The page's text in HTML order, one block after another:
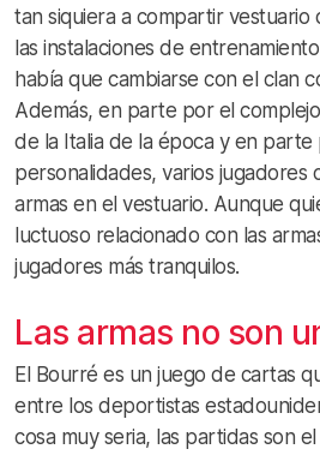
tan siquiera a compartir vestuario
las instalaciones de
había que cambiarse con el clan
Además, en parte por el
de la Italia de la época y en parte
personalidades, varios jugadores
armas en el vestuario. Aunque
luctuoso relacionado con las
jugadores más tranquilos.
Las armas no son
El Bourré es un juego de cartas
entre los deportistas
cosa muy seria, las partidas son